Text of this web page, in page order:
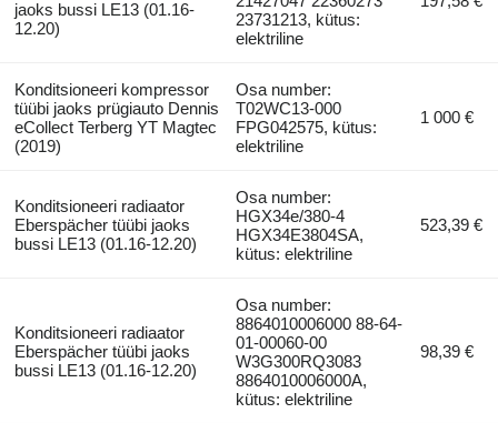
jaoks bussi LE13 (01.16-
12.20)
23731213, kütus:
elektriline
Konditsioneeri kompressor
tüübi jaoks prügiauto Dennis
eCollect Terberg YT Magtec
(2019)
Osa number:
T02WC13-000
FPG042575, kütus:
elektriline
1 000 €
Konditsioneeri radiaator
Eberspächer tüübi jaoks
bussi LE13 (01.16-12.20)
Osa number:
HGX34e/380-4
HGX34E3804SA,
kütus: elektriline
523,39 €
Konditsioneeri radiaator
Eberspächer tüübi jaoks
bussi LE13 (01.16-12.20)
Osa number:
8864010006000 88-64-
01-00060-00
W3G300RQ3083
8864010006000A,
kütus: elektriline
98,39 €